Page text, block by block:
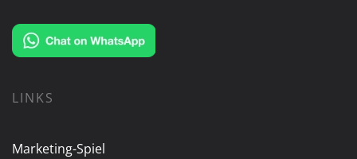
LINKS
Marketing-Spiel